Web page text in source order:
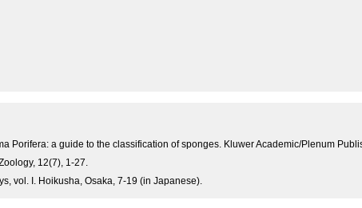
Porifera: a guide to the classification of sponges. Kluwer Academic/Plenum
12(7), 1-27.
vol. I. Hoikusha, Osaka, 7-19 (in Japanese).